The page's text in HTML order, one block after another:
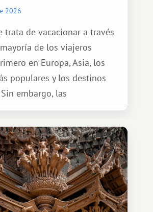
2026
trata de vacacionar a través
de los viajeros
en Europa, Asia, los
populares y los destinos
embargo, las
que ofrece el sistema
son mucho más
ellas se encuentra
que ofrece una
de viaje completamente